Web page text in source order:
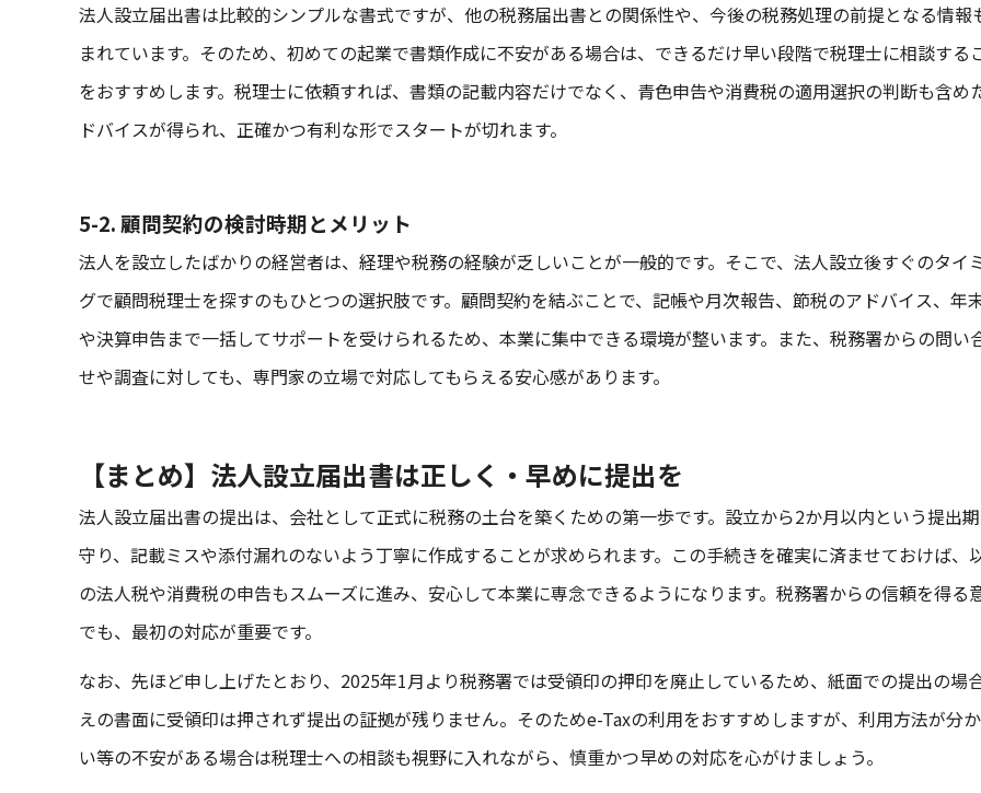
法人設立届出書は比較的シンプルな書式ですが、他の税務届出書との関係性や、今後の税務処理の前提となる情報
まれています。そのため、初めての起業で書類作成に不安がある場合は、できるだけ早い段階で税理士に相談する
をおすすめします。税理士に依頼すれば、書類の記載内容だけでなく、青色申告や消費税の適用選択の判断も含め
ドバイスが得られ、正確かつ有利な形でスタートが切れます。
5-2. 顧問契約の検討時期とメリット
法人を設立したばかりの経営者は、経理や税務の経験が乏しいことが一般的です。そこで、法人設立後すぐのタイ
グで顧問税理士を探すのもひとつの選択肢です。顧問契約を結ぶことで、記帳や月次報告、節税のアドバイス、年
や決算申告まで一括してサポートを受けられるため、本業に集中できる環境が整います。また、税務署からの問い
せや調査に対しても、専門家の立場で対応してもらえる安心感があります。
【まとめ】法人設立届出書は正しく・早めに提出を
法人設立届出書の提出は、会社として正式に税務の土台を築くための第一歩です。設立から2か月以内という提出
守り、記載ミスや添付漏れのないよう丁寧に作成することが求められます。この手続きを確実に済ませておけば、
の法人税や消費税の申告もスムーズに進み、安心して本業に専念できるようになります。税務署からの信頼を得る
でも、最初の対応が重要です。
なお、先ほど申し上げたとおり、2025年1月より税務署では受領印の押印を廃止しているため、紙面での提出の場
えの書面に受領印は押されず提出の証拠が残りません。そのためe-Taxの利用をおすすめしますが、利用方法が分
い等の不安がある場合は税理士への相談も視野に入れながら、慎重かつ早めの対応を心がけましょう。